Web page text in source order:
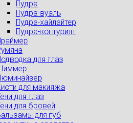
Пудра
Пудра-вуаль
Пудра-хайлайтер
Пудра-контуринг
для глаз
для макияжа
для глаз
для бровей
для губ